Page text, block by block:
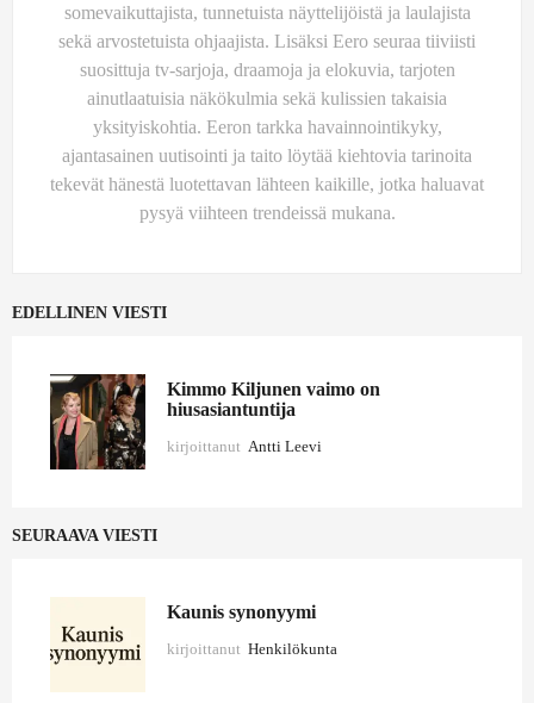
somevaikuttajista, tunnetuista näyttelijöistä ja laulajista
sekä arvostetuista ohjaajista. Lisäksi Eero seuraa tiiviisti
suosittuja tv-sarjoja, draamoja ja elokuvia, tarjoten
ainutlaatuisia näkökulmia sekä kulissien takaisia
yksityiskohtia. Eeron tarkka havainnointikyky,
ajantasainen uutisointi ja taito löytää kiehtovia tarinoita
tekevät hänestä luotettavan lähteen kaikille, jotka haluavat
pysyä viihteen trendeissä mukana.
EDELLINEN VIESTI
Kimmo Kiljunen vaimo on
hiusasiantuntija
kirjoittanut Antti Leevi
SEURAAVA VIESTI
Kaunis synonyymi
kirjoittanut Henkilökunta